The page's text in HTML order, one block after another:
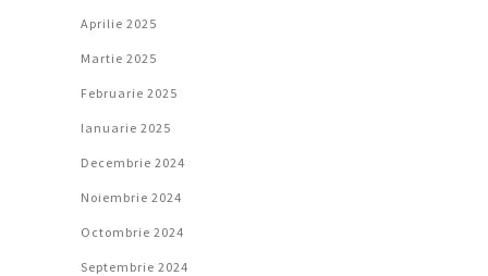
Aprilie 2025
Martie 2025
Februarie 2025
Ianuarie 2025
Decembrie 2024
Noiembrie 2024
Octombrie 2024
Septembrie 2024